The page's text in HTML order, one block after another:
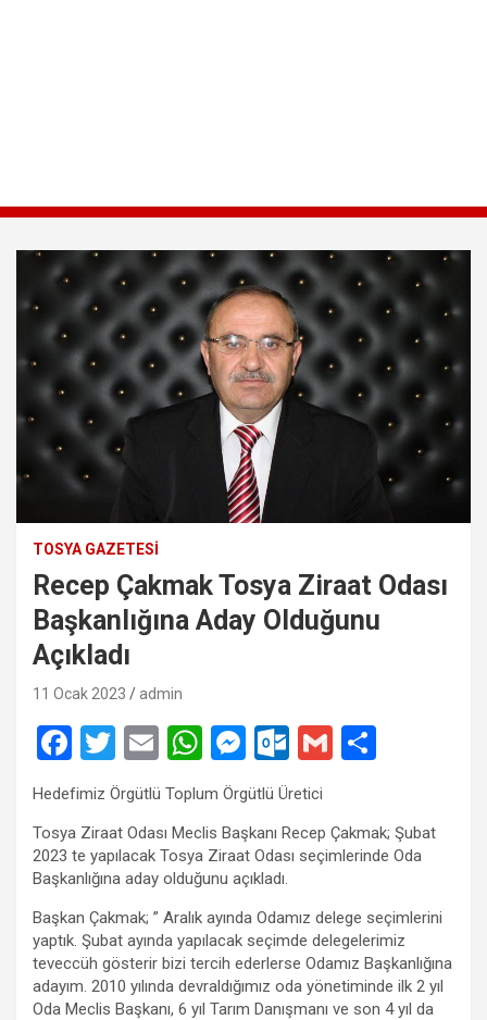
TOSYA GAZETESI
Recep Çakmak Tosya Ziraat Odası
Başkanlığına Aday Olduğunu
Açıkladı
11 Ocak 2023 admin
F
a
ce
b
o
o
k
T
wi
tt
er
E
m
ail
W
at
s
A
p
p
M
es
se
n
g
er
O
ut
lo
o
c
o
m
G
e
Hedefimiz Örgütlü Toplum Örgütlü Üretici
Tosya Ziraat Odası Meclis Başkanı Recep Çakmak; Şubat
2023 te yapılacak Tosya Ziraat Odası seçimlerinde Oda
Başkanlığına aday olduğunu açıkladı.
Başkan Çakmak; ” Aralık ayında Odamız delege seçimlerini
yaptık. Şubat ayında yapılacak seçimde delegelerimiz
teveccüh gösterir bizi tercih ederlerse Odamız Başkanlığına
adayım. 2010 yılında devraldığımız oda yönetiminde ilk 2 yıl
Oda Meclis Başkanı, 6 yıl Tarım Danışmanı ve son 4 yıl da